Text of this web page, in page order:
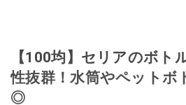
【100均】セリアのボト
性抜群！水筒やペットボ
◎